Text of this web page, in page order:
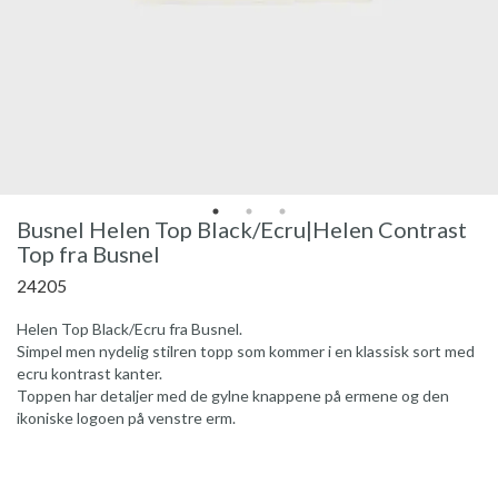
Busnel Helen Top Black/Ecru|Helen Contrast
Top fra Busnel
24205
Helen Top Black/Ecru fra Busnel.
Simpel men nydelig stilren topp som kommer i en klassisk sort med
ecru kontrast kanter.
Toppen har detaljer med de gylne knappene på ermene og den
ikoniske logoen på venstre erm.